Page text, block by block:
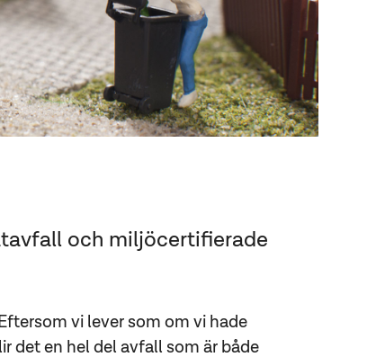
och miljöcertifierade
vi lever som om vi hade
det en hel del avfall som är både